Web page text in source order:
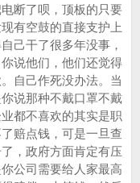
断了呗，顶板的只要
有空鼓的直接支护上
己干了很多年没事，
说他们，他们还觉得
自己作死没办法。当
说那种不戴口罩不戴
都不喜欢的其实是职
赔点钱，可是一旦查
，政府方面肯定有压
公司需要给人家最高